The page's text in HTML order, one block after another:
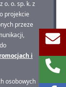
o. o. sp. k. z
projekcie
przeze
i
osobowych